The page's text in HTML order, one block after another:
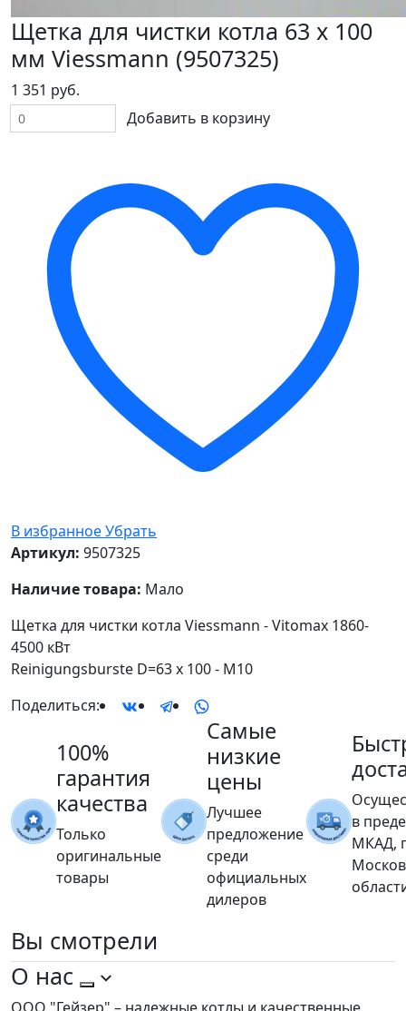
Щетка для чистки котла 63 х 100
мм Viessmann (9507325)
1 351 руб.
Добавить в корзину
В избранноеУбрать
Артикул: 9507325
Наличие товара: Мало
Щетка для чистки котла Viessmann - Vitomax 1860-
4500 кВт
Reinigungsburste D=63 x 100 - M10
Поделиться:
100%
гарантия
качества
Только
оригинальные
товары
Самые
низкие
цены
Лучшее
предложение
среди
официальных
дилеров
в
МКАД,
Вы смотрели
О нас